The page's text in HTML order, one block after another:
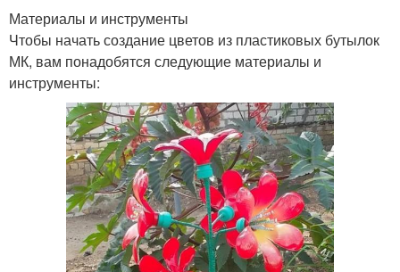
Материалы и инструменты
Чтобы начать создание цветов из пластиковых бутылок
МК, вам понадобятся следующие материалы и
инструменты: